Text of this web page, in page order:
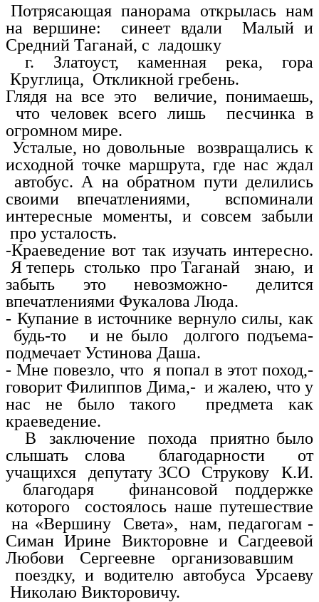
Потрясающая панорама открылась нам
на вершине: синеет вдали Малый и
Средний Таганай, с ладошку
г. Златоуст, каменная река, гора
Круглица, Откликной гребень.
Глядя на все это величие, понимаешь,
что человек всего лишь песчинка в
огромном мире.
Усталые, но довольные возвращались к
исходной точке маршрута, где нас ждал
автобус. А на обратном пути делились
своими впечатлениями, вспоминали
интересные моменты, и совсем забыли
про усталость.
-Краеведение вот так изучать интересно.
Я теперь столько про Таганай знаю, и
забыть это невозможно- делится
впечатлениями Фукалова Люда.
- Купание в источнике вернуло силы, как
будь-то и не было долгого подъема-
подмечает Устинова Даша.
- Мне повезло, что я попал в этот поход,-
говорит Филиппов Дима,- и жалею, что у
нас не было такого предмета как
краеведение.
В заключение похода приятно было
слышать слова благодарности от
учащихся депутату ЗСО Струкову К.И.
благодаря финансовой поддержке
которого состоялось наше путешествие
на «Вершину Света», нам, педагогам -
Симан Ирине Викторовне и Сагдеевой
Любови Сергеевне организовавшим
поездку, и водителю автобуса Урсаеву
Николаю Викторовичу.